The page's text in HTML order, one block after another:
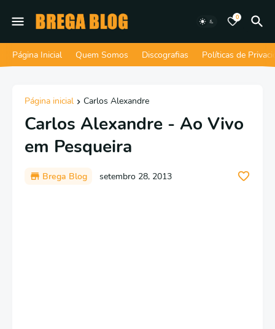
0
Página Inicial Quem Somos Discografias Políticas de
Página inicial Carlos Alexandre
Carlos Alexandre - Ao Vivo
em Pesqueira
Brega Blog setembro 28, 2013